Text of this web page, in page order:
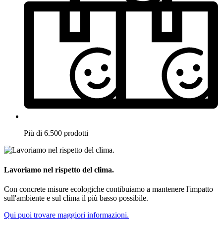
Più di 6.500 prodotti
Lavoriamo nel rispetto del clima.
Con concrete misure ecologiche contibuiamo a mantenere l'impatto
sull'ambiente e sul clima il più basso possibile.
Qui puoi trovare maggiori informazioni.